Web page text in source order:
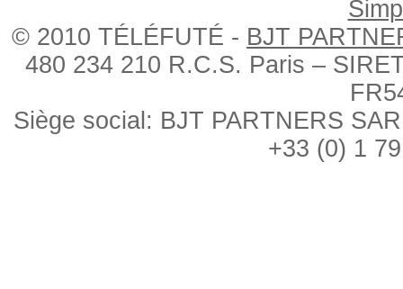
© 2010 TÉLÉFUTÉ - BJT
480 234 210 R.C.S. Paris –
Siège social: BJT PARTNERS
+33 (0) 1